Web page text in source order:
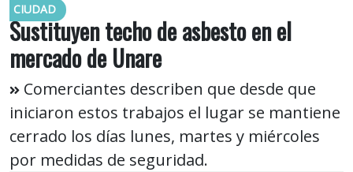
CIUDAD
Sustituyen techo de asbesto en el
mercado de Unare
Comerciantes describen que desde que
iniciaron estos trabajos el lugar se mantiene
cerrado los días lunes, martes y miércoles
por medidas de seguridad.